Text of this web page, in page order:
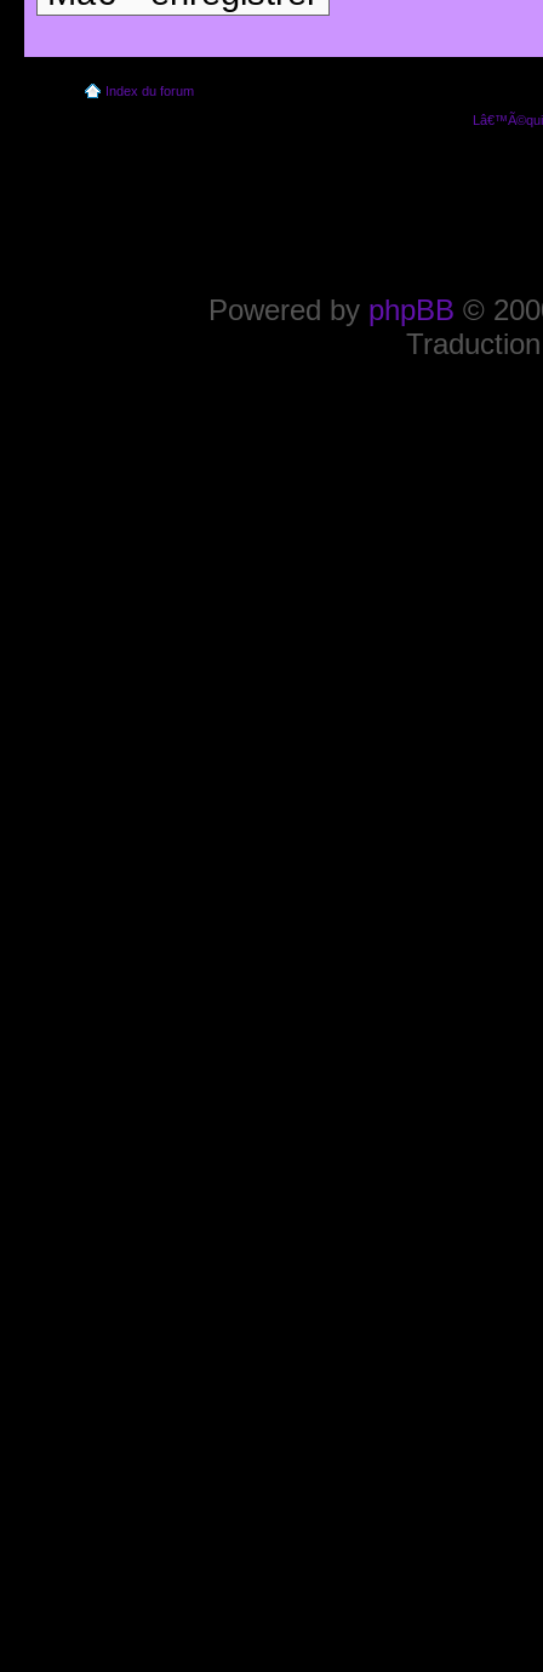
Index du forum
Powered by phpBB ©